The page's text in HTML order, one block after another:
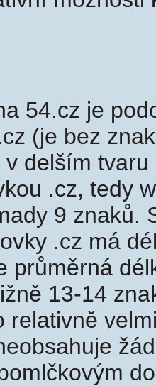
54.cz je
(je bez
v delším
.cz, tedy
9 znaků.
.cz má
průměrná
13-14
relativně